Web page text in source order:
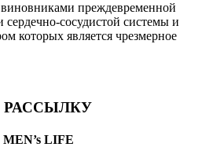
преждевременной
сердечно-сосудистой системы и
которых является чрезмерное
LIFE